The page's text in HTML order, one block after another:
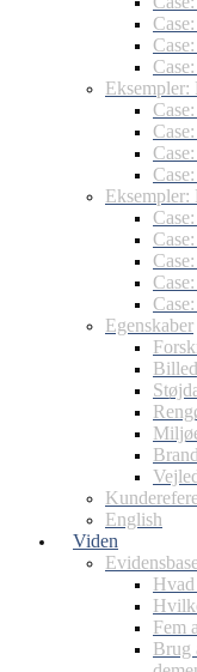
Eksempler:
Eksempler:
Egenskaber
English
Viden
Hvad
Fem
Brug